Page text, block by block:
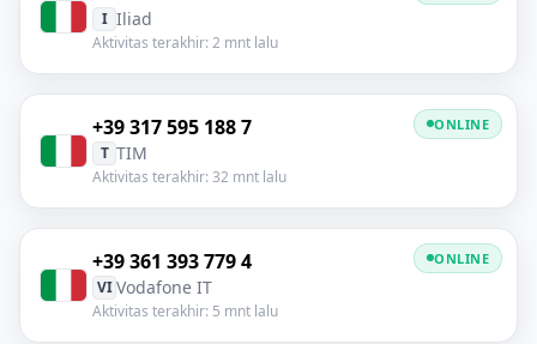
I Iliad
Aktivitas terakhir: 2 mnt lalu
+39 317 595 188 7
T TIM
Aktivitas terakhir: 32 mnt lalu
ONLINE
+39 361 393 779 4
VI Vodafone IT
Aktivitas terakhir: 5 mnt lalu
ONLINE